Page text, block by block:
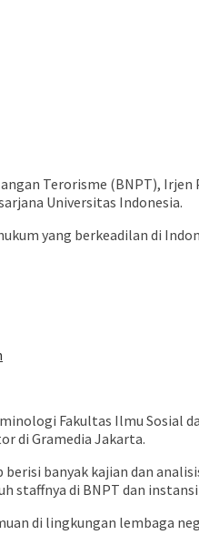
Terorisme (BNPT), Irjen
Universitas Indonesia.
yang berkeadilan di
Fakultas Ilmu Sosial
di Gramedia Jakarta.
banyak kajian dan
staffnya di BNPT dan
di lingkungan lembaga